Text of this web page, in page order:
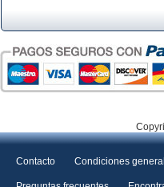
Contacto Condiciones